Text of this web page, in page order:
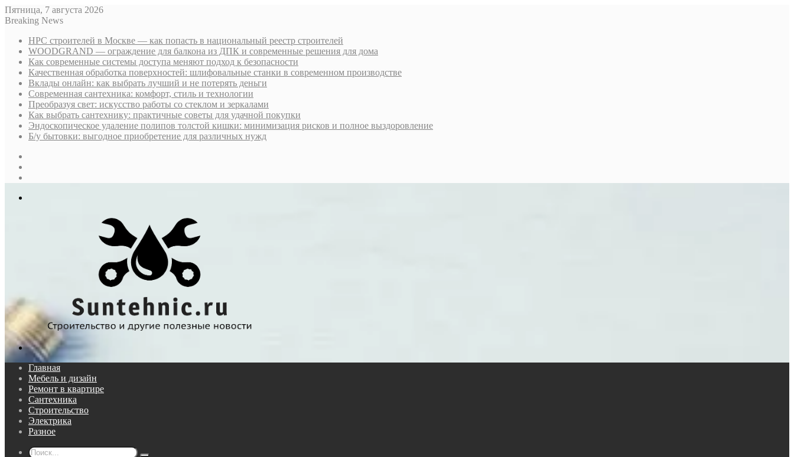
Пятница, 7 августа 2026
Breaking News
НРС строителей в Москве — как попасть в национальный реестр строителей
WOODGRAND — ограждение для балкона из ДПК и современные решения для дома
Как современные системы доступа меняют подход к безопасности
Качественная обработка поверхностей: шлифовальные станки в современном производстве
Вклады онлайн: как выбрать лучший и не потерять деньги
Современная сантехника: комфорт, стиль и технологии
Преобразуя свет: искусство работы со стеклом и зеркалами
Как выбрать сантехнику: практичные советы для удачной покупки
Эндоскопическое удаление полипов толстой кишки: минимизация рисков и полное выздоровление
Б/у бытовки: выгодное приобретение для различных нужд
Поиск...
Главная
Мебель и дизайн
Ремонт в квартире
Сантехника
Строительство
Электрика
Разное